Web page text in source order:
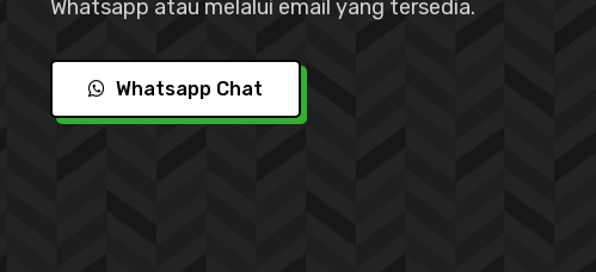
Whatsapp atau melalui email yang tersedia.
Whatsapp Chat